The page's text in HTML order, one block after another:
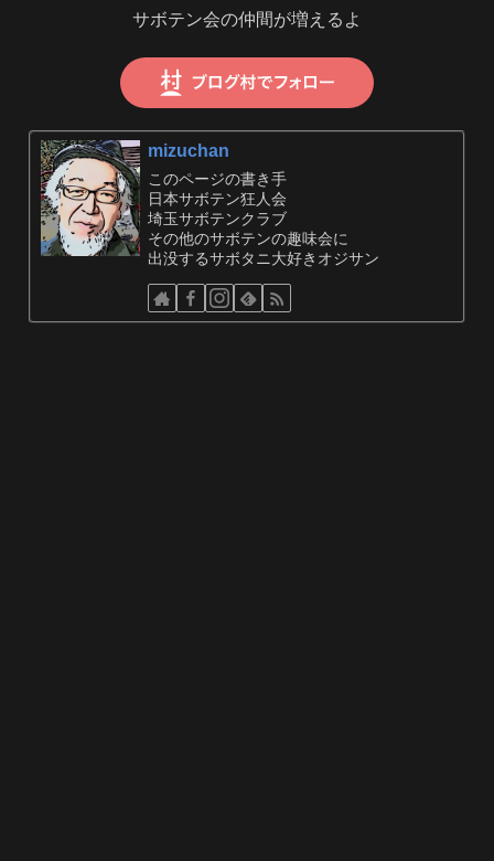
サボテン会の仲間が増えるよ
mizuchan
このページの書き手
日本サボテン狂人会
埼玉サボテンクラブ
その他のサボテンの趣味会に
出没するサボタニ大好きオジサン